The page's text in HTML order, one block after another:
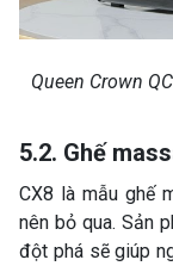
Queen Crown
5.2. Ghế
CX8 là mẫu ghế
nên bỏ qua. Sản
đột phá sẽ giúp